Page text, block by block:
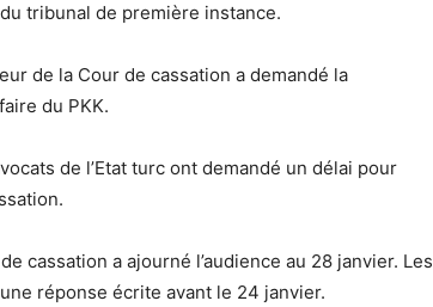
tribunal de première instance.
de la Cour de cassation a demandé la
du PKK.
de l’Etat turc ont demandé un délai pour
cassation a ajourné l’audience au 28 janvier. Les
réponse écrite avant le 24 janvier.